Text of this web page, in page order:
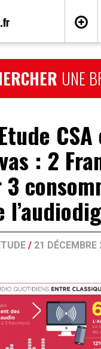
UNE
: 2
3
/ 21 DÉCEMBRE